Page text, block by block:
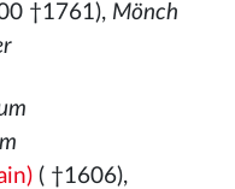
†1761), Mönch
( †1606),